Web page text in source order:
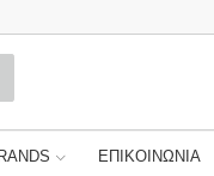
ΕΠΙΚΟΙΝΩΝΊΑ